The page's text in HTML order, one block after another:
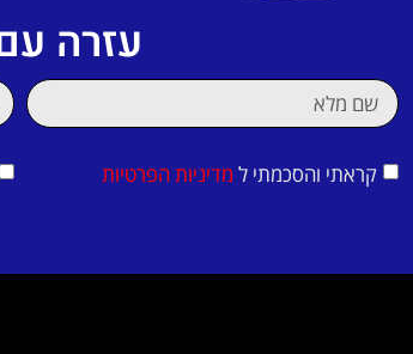
עזרה
קראתי והסכמתי ל מדיניות הפרטיות